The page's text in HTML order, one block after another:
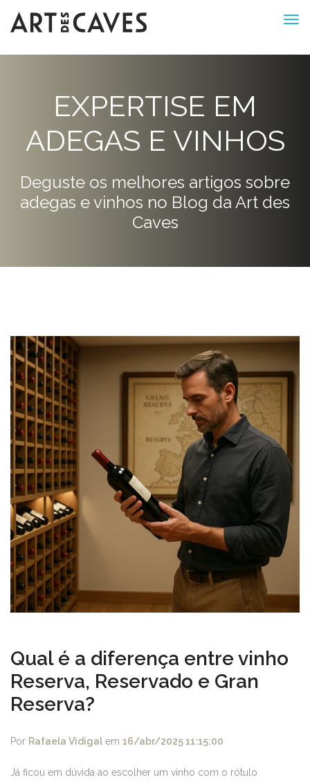
EXPERTISE EM
ADEGAS E VINHOS
Deguste os melhores artigos sobre
adegas e vinhos no Blog da Art des
Caves
Qual é a diferença entre vinho
Reserva, Reservado e Gran
Reserva?
Por Rafaela Vidigal em 16/abr/2025 11:15:00
Já ficou em dúvida ao escolher um vinho com o rótulo